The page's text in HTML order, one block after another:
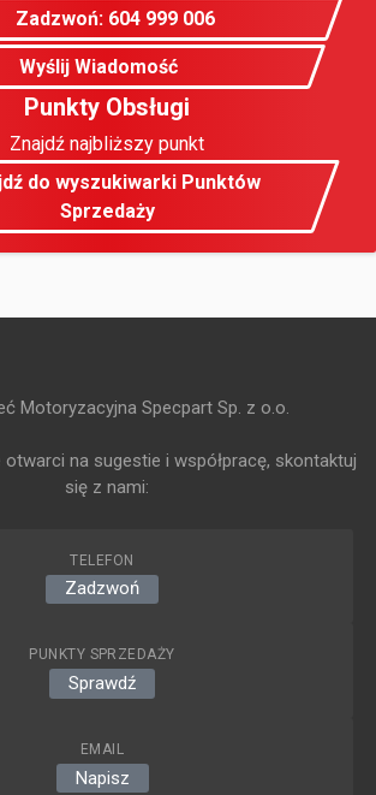
Zadzwoń: 604 999 006
Wyślij Wiadomość
Punkty Obsługi
Znajdź najbliższy punkt
do wyszukiwarki Punktów
Sprzedaży
Motoryzacyjna Specpart Sp. z o.o.
na sugestie i współpracę, skontaktuj
się z nami:
TELEFON
Zadzwoń
PUNKTY SPRZEDAŻY
Sprawdź
EMAIL
Napisz